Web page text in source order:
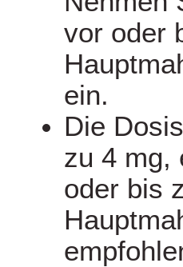
vor oder
ein.
Die
zu 4 mg,
oder bis